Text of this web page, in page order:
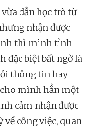
dẫn học trò từ
nhận được
thì mình tỉnh
đặc biệt bất ngờ là
thông tin hay
mình hẳn một
cảm nhận được
công việc, quan